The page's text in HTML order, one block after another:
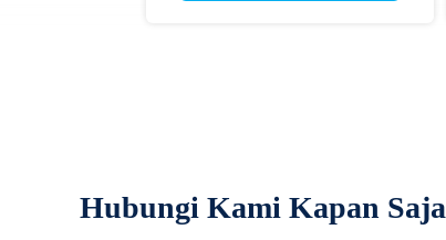
Hubungi Kami Kapan Saja